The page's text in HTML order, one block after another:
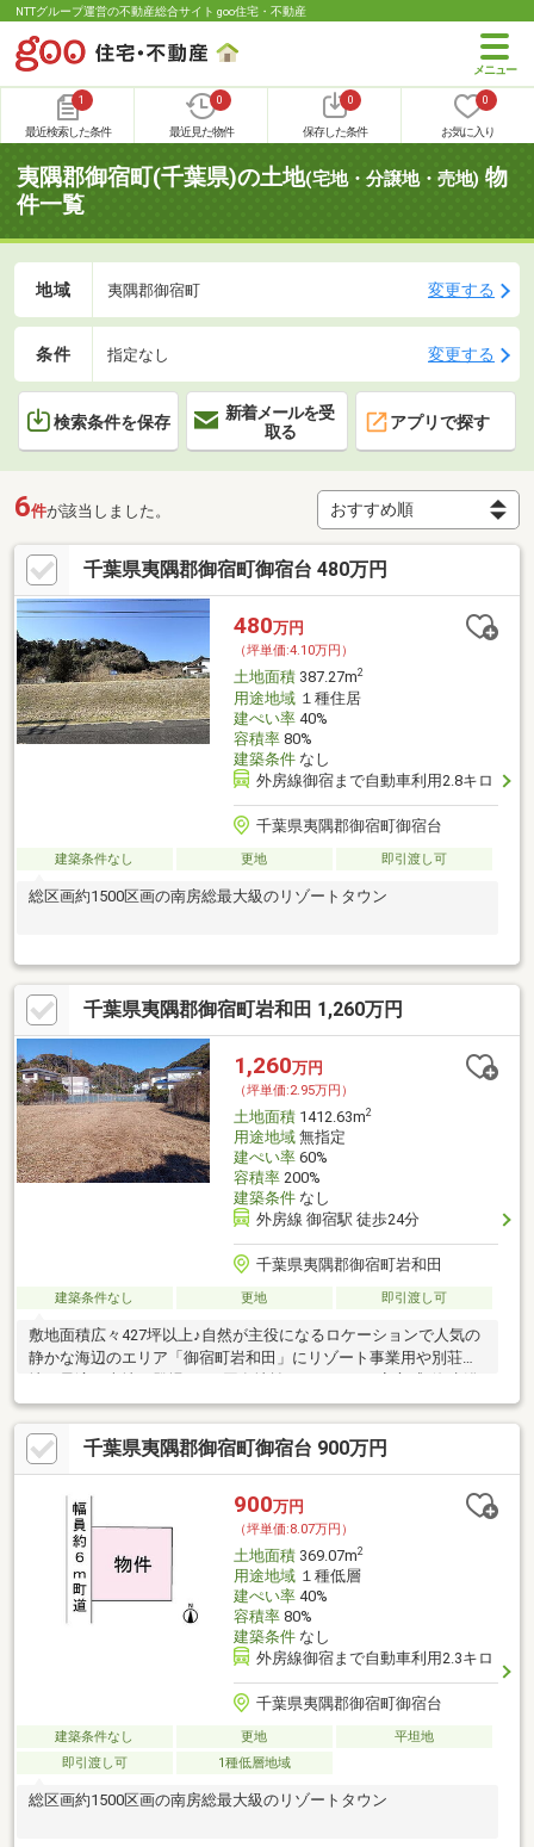
NTTグループ運営の不動産総合サイト goo住宅・不動産
1
最近検索した条件
0
最近見た物件
0
保存した条件
0
お気に入り
夷隅郡御宿町(千葉県)の土地(宅地・分譲地・売地) 物
件一覧
地域 夷隅郡御宿町 変更する
条件 指定なし 変更する
検索条件を保存
新着メールを受
取る
アプリで探す
6件が該当しました。
千葉県夷隅郡御宿町御宿台 480万円
480万円
（坪単価:4.10万円）
土地面積387.27m2
用途地域１種住居
建ぺい率40%
容積率80%
建築条件なし
外房線御宿まで自動車利用2.8キロ
千葉県夷隅郡御宿町御宿台
建築条件なし 更地 即引渡し可
総区画約1500区画の南房総最大級のリゾートタウン
千葉県夷隅郡御宿町岩和田 1,260万円
1,260万円
（坪単価:2.95万円）
土地面積1412.63m2
用途地域無指定
建ぺい率60%
容積率200%
建築条件なし
外房線 御宿駅 徒歩24分
千葉県夷隅郡御宿町岩和田
建築条件なし 更地 即引渡し可
敷地面積広々427坪以上♪自然が主役になるロケーションで人気の
静かな海辺のエリア「御宿町岩和田」にリゾート事業用や別荘用
場まで徒歩7分♪
千葉県夷隅郡御宿町御宿台 900万円
900万円
（坪単価:8.07万円）
土地面積369.07m2
用途地域１種低層
建ぺい率40%
容積率80%
建築条件なし
外房線御宿まで自動車利用2.3キロ
千葉県夷隅郡御宿町御宿台
建築条件なし 更地
平坦地
即引渡し可
1種低層地域
総区画約1500区画の南房総最大級のリゾートタウン